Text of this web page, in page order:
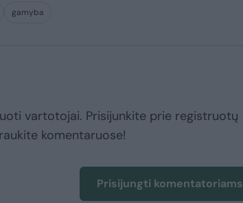
gamyba
vartotojai. Prisijunkite prie registruotų
komentaruose!
Prisijungti komentatoriams